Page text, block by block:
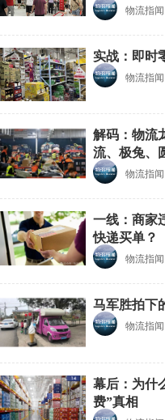
物流指闻
实战：即时
物流指闻
解码：物流
流、极兔、
物流指闻
一线：商家
快递买单？
物流指闻
马军胜拍下
物流指闻
幕后：为什
费”真相
2026-08-07
中通快递粤港澳大湾区惠州转